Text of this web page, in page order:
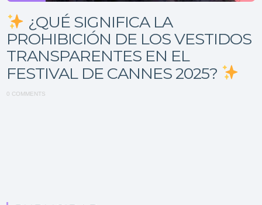
¿QUÉ SIGNIFICA LA
PROHIBICIÓN DE LOS VESTIDOS
TRANSPARENTES EN EL
FESTIVAL DE CANNES 2025?
0 COMMENTS